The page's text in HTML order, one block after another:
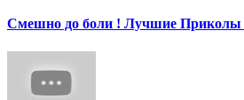
Смешно до боли ! Лучшие